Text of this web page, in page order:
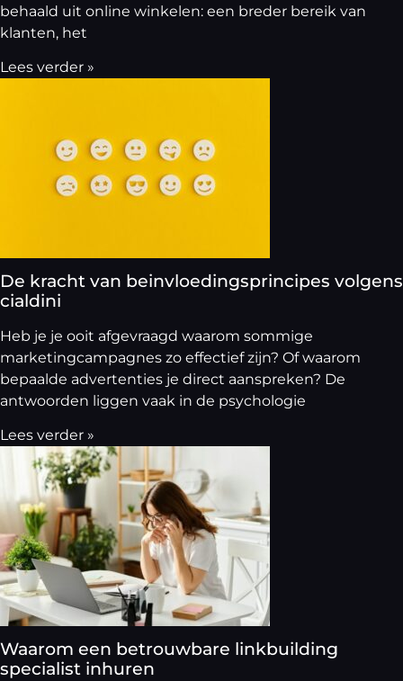
behaald uit online winkelen: een breder bereik van
klanten, het
Lees verder »
De kracht van beinvloedingsprincipes volgens
cialdini
Heb je je ooit afgevraagd waarom sommige
marketingcampagnes zo effectief zijn? Of waarom
bepaalde advertenties je direct aanspreken? De
antwoorden liggen vaak in de psychologie
Lees verder »
Waarom een betrouwbare linkbuilding
specialist inhuren